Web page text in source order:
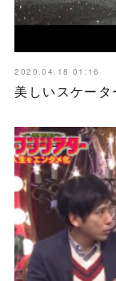
2020.04.18 01:16
美しいスケー